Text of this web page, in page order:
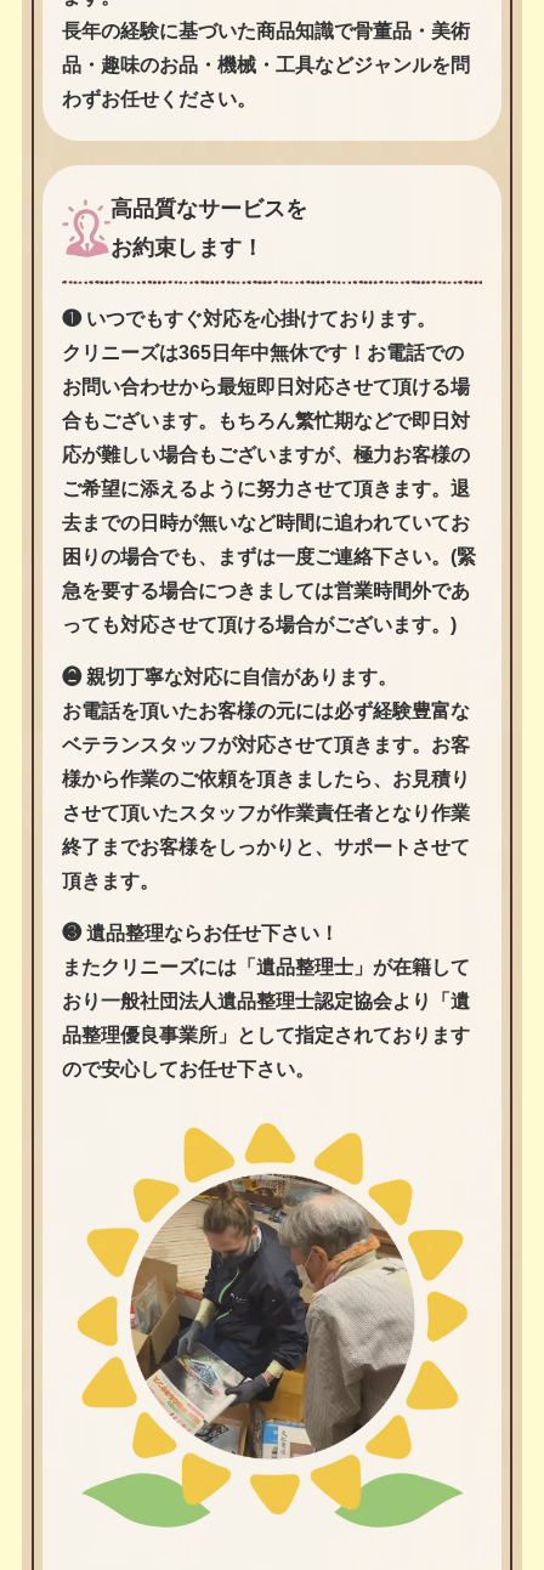
長年の経験に基づいた商品知識で骨董品・美術
品・趣味のお品・機械・工具などジャンルを問
わずお任せください。
高品質なサービスを
お約束します！
❶ いつでもすぐ対応を心掛けております。
クリニーズは365日年中無休です！お電話での
お問い合わせから最短即日対応させて頂ける場
合もございます。もちろん繁忙期などで即日対
応が難しい場合もございますが、極力お客様の
ご希望に添えるように努力させて頂きます。退
去までの日時が無いなど時間に追われていてお
困りの場合でも、まずは一度ご連絡下さい。(緊
急を要する場合につきましては営業時間外であ
っても対応させて頂ける場合がございます。)
❷ 親切丁寧な対応に自信があります。
お電話を頂いたお客様の元には必ず経験豊富な
ベテランスタッフが対応させて頂きます。お客
様から作業のご依頼を頂きましたら、お見積り
させて頂いたスタッフが作業責任者となり作業
終了までお客様をしっかりと、サポートさせて
頂きます。
❸ 遺品整理ならお任せ下さい！
またクリニーズには「遺品整理士」が在籍して
おり一般社団法人遺品整理士認定協会より「遺
品整理優良事業所」として指定されております
ので安心してお任せ下さい。